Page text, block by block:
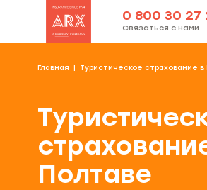
0 800 30 27
Связаться с нами
Главная Туристическое страхование
Полтаве